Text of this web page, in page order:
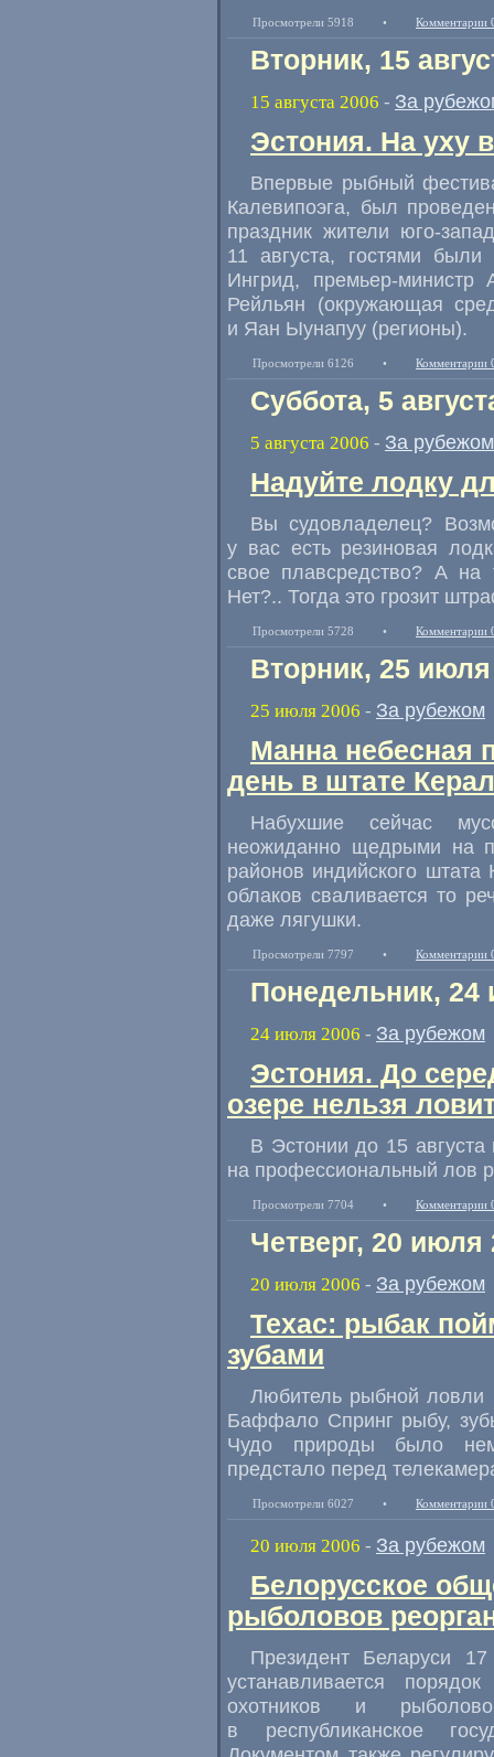
Просмотрели 5918 • Комментарии
Вторник, 15
15 августа 2006 - За
Эстония. На уху
Впервые рыбный
Калевипоэга, был
праздник жители юго-
11 августа, гостями
Ингрид, премьер-
Рейльян (окружающая
и Яан Ыунапуу (регионы).
Просмотрели 6126 • Комментарии
Суббота, 5
5 августа 2006 - За рубежом
Надуйте лодку
Вы судовладелец?
у вас есть резиновая
свое плавсредство? А на
Нет?.. Тогда это грозит
Просмотрели 5728 • Комментарии
Вторник, 25 июля
25 июля 2006 - За рубежом
Манна небесная
день в штате
Набухшие сейчас
неожиданно щедрыми на
районов индийского
облаков сваливается то
даже лягушки.
Просмотрели 7797 • Комментарии
Понедельник, 24
24 июля 2006 - За рубежом
Эстония. До
озере нельзя
В Эстонии до 15 августа
на профессиональный лов
Просмотрели 7704 • Комментарии
Четверг, 20 июля
20 июля 2006 - За рубежом
Техас: рыбак
зубами
Любитель рыбной ловли
Баффало Спринг рыбу,
Чудо природы было
предстало перед
Просмотрели 6027 • Комментарии
20 июля 2006 - За рубежом
Белорусское
рыболовов
Президент Беларуси
устанавливается
охотников и
в республиканское